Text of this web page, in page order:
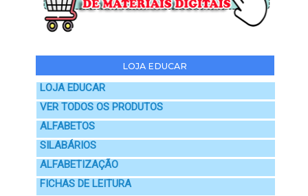
LOJA EDUCAR
LOJA EDUCAR
VER TODOS OS PRODUTOS
ALFABETOS
SILABÁRIOS
ALFABETIZAÇÃO
FICHAS DE LEITURA